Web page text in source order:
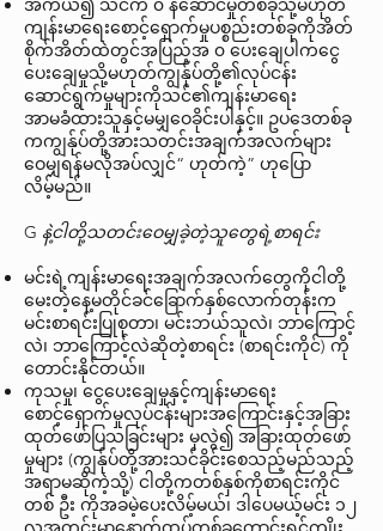
အကယ်၍ သင်က ၀ န်ဆောင်မှုတစ်ခုသို့မဟုတ်
ကျန်းမာရေးစောင့်ရှောက်မှုပစ္စည်းတစ်ခုကိုအိတ်
စိုက်အိတ်ထဲတွင်အပြည့်အ ၀ ပေးချေပါကငွေ
ပေးချေမှုသို့မဟုတ်ကျွန်ုပ်တို့၏လုပ်ငန်း
ဆောင်ရွက်မှုများကိုသင်၏ကျန်းမာရေး
အာမခံထားသူနှင့်မမျှဝေခိုင်းပါနှင့်။ ဥပဒေတစ်ခု
ကကျွန်ုပ်တို့အားသတင်းအချက်အလက်များ
ဝေမျှရန်မလိုအပ်လျှင်“ ဟုတ်ကဲ့” ဟုပြော
လိမ့်မည်။
G နဲ့ငါတို့သတင်းဝေမျှခဲ့တဲ့သူတွေရဲ့စာရင်း
မင်းရဲ့ကျန်းမာရေးအချက်အလက်တွေကိုငါတို့
မေးတဲ့နေ့မတိုင်ခင်ခြောက်နှစ်လောက်တုန်းက
မင်းစာရင်းပြုစုတာ၊ မင်းဘယ်သူလဲ၊ ဘာကြောင့်
လဲ၊ ဘာကြောင့်လဲဆိုတဲ့စာရင်း (စာရင်းကိုင်) ကို
တောင်းနိုင်တယ်။
ကုသမှု၊ ငွေပေးချေမှုနှင့်ကျန်းမာရေး
စောင့်ရှောက်မှုလုပ်ငန်းများအကြောင်းနှင့်အခြား
ထုတ်ဖော်ပြသခြင်းများ မှလွဲ၍ အခြားထုတ်ဖော်
မှုများ (ကျွန်ုပ်တို့အားသင်ခိုင်းစေသည့်မည်သည့်
အရာမဆိုကဲ့သို့) ငါတို့ကတစ်နှစ်ကိုစာရင်းကိုင်
တစ် ဦး ကိုအခမဲ့ပေးလိမ့်မယ်၊ ဒါပေမယ့်မင်း ၁၂